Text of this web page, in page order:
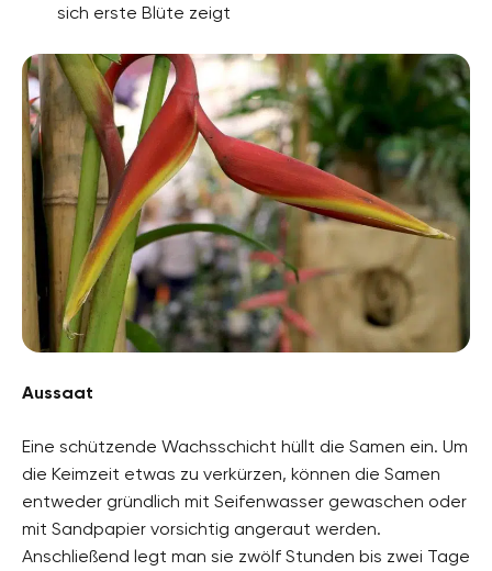
sich erste Blüte zeigt
Aussaat
Eine schützende Wachsschicht hüllt die Samen ein. Um
die Keimzeit etwas zu verkürzen, können die Samen
entweder gründlich mit Seifenwasser gewaschen oder
mit Sandpapier vorsichtig angeraut werden.
Anschließend legt man sie zwölf Stunden bis zwei Tage